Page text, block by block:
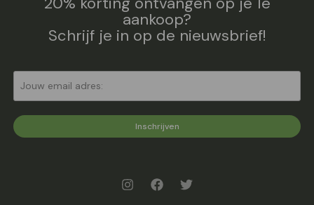
aankoop?
Schrijf je in op de nieuwsbrief!
Inschrijven